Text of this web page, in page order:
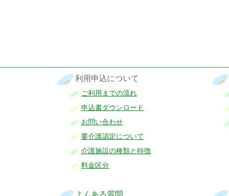
利用申込について
ご利用までの流れ
申込書ダウンロード
お問い合わせ
要介護認定について
介護施設の種類と特徴
料金区分
よくある質問